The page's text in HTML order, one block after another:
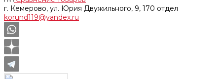
г. Кемерово, ул. Юрия Двужильного, 9, 170 отдел
korund119@yandex.ru